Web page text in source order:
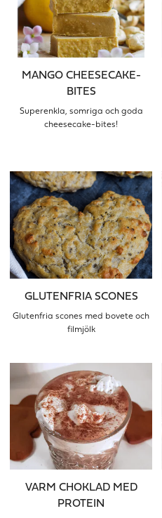
MANGO CHEESECAKE-
BITES
Superenkla, somriga och goda
cheesecake-bites!
GLUTENFRIA SCONES
Glutenfria scones med bovete och
filmjölk
VARM CHOKLAD MED
PROTEIN